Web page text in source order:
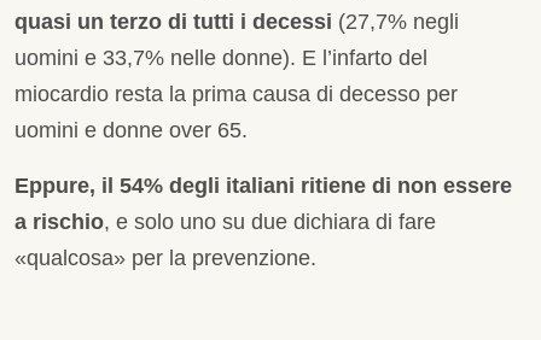
quasi un terzo di tutti i decessi (27,7% negli
uomini e 33,7% nelle donne). E l’infarto del
miocardio resta la prima causa di decesso per
uomini e donne over 65.
Eppure, il 54% degli italiani ritiene di non essere
a rischio, e solo uno su due dichiara di fare
«qualcosa» per la prevenzione.